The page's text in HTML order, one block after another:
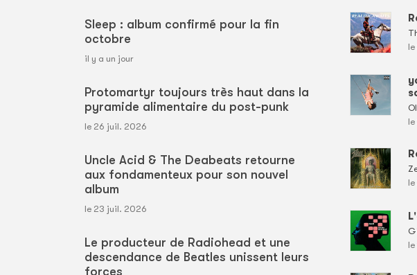
Sleep : album confirmé pour la fin
octobre
il y a un jour
Protomartyr toujours très haut dans la
pyramide alimentaire du post-punk
le 26 juil. 2026
Uncle Acid & The Deabeats retourne
aux fondamenteux pour son nouvel
album
le 23 juil. 2026
Le producteur de Radiohead et une
descendance de Beatles unissent leurs
forces